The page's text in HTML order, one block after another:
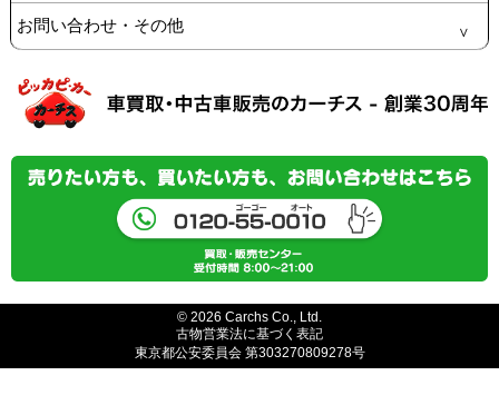
お問い合わせ・その他
© 2026 Carchs Co., Ltd.
古物営業法に基づく表記
東京都公安委員会 第303270809278号